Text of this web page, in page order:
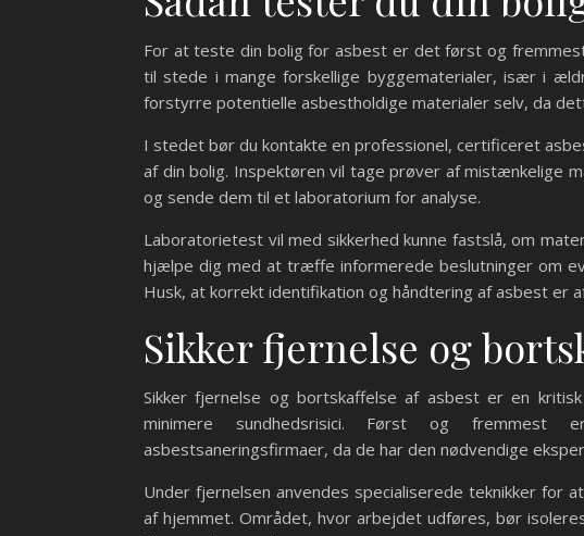
For at teste din bolig for asbest er det først og
til stede i mange forskellige byggematerialer, især i
forstyrre potentielle asbestholdige materialer selv, da
I stedet bør du kontakte en professionel, certificeret
af din bolig. Inspektøren vil tage prøver af mistænkelige
og sende dem til et laboratorium for analyse.
Laboratorietest vil med sikkerhed kunne fastslå, om
hjælpe dig med at træffe informerede beslutninger om
Husk, at korrekt identifikation og håndtering af asbest er
Sikker fjernelse og
Sikker fjernelse og bortskaffelse af asbest er en
minimere sundhedsrisici. Først og
asbestsaneringsfirmaer, da de har den nødvendige
Under fjernelsen anvendes specialiserede teknikker for
af hjemmet. Området, hvor arbejdet udføres, bør